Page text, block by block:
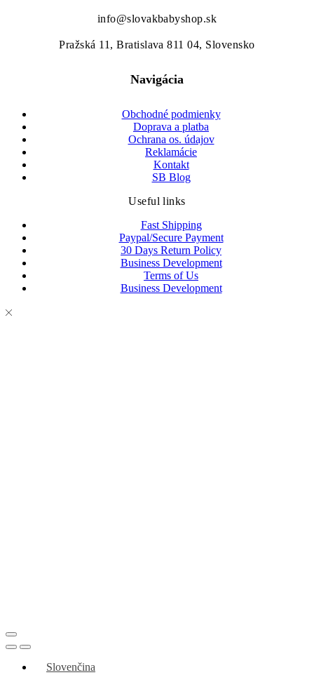
info@slovakbabyshop.sk
Pražská 11, Bratislava 811 04, Slovensko
Navigácia
Obchodné podmienky
Doprava a platba
Ochrana os. údajov
Reklamácie
Kontakt
SB Blog
Useful links
Fast Shipping
Paypal/Secure Payment
30 Days Return Policy
Business Development
Terms of Us
Business Development
Slovenčina